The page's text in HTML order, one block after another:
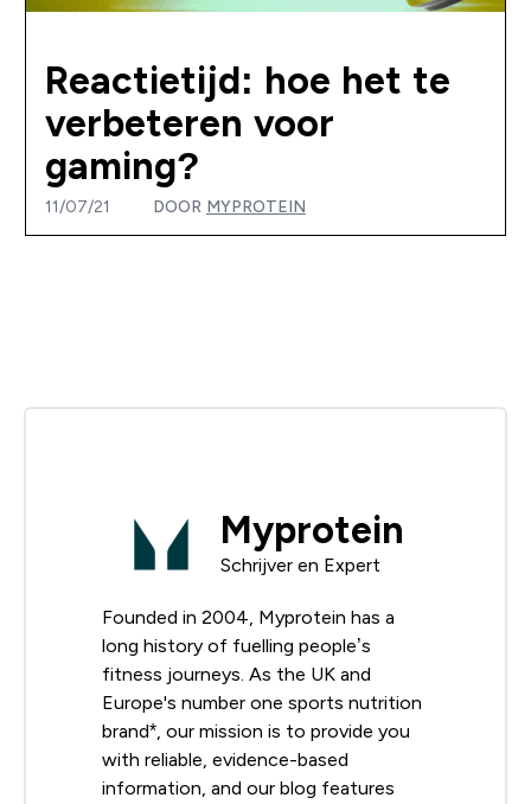
Reactietijd: hoe het te
verbeteren voor
gaming?
11/07/21 DOOR MYPROTEIN
Myprotein
Schrijver en Expert
Founded in 2004, Myprotein has a
long history of fuelling people’s
fitness journeys. As the UK and
Europe's number one sports nutrition
brand*, our mission is to provide you
with reliable, evidence-based
information, and our blog features